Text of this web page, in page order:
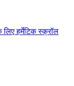
हर्मेटिक स्क्रॉल